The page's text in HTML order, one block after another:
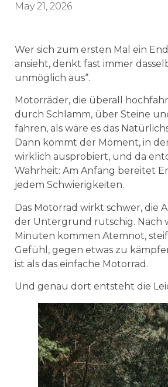
May 21, 2026
Wer sich zum ersten Mal ein
ansieht, denkt fast immer
unmöglich aus“.
Motorräder, die überall
durch Schlamm, über Steine
fahren, als wäre es das
Dann kommt der Moment, in
wirklich ausprobiert, und da
Wahrheit: Am Anfang bereitet
jedem Schwierigkeiten.
Das Motorrad wirkt schwer, die
der Untergrund rutschig. Nach
Minuten kommen Atemnot,
Gefühl, gegen etwas zu
ist als das einfache Motorrad.
Und genau dort entsteht die